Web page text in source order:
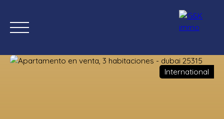
International